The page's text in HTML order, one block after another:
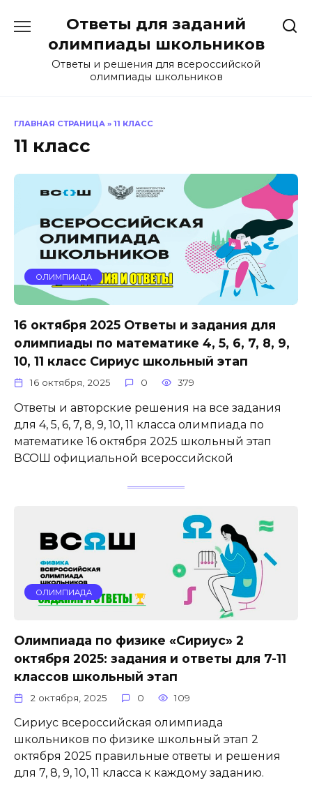
содержанию
Ответы для заданий
олимпиады школьников
Ответы и решения для всероссийской
олимпиады школьников
ГЛАВНАЯ СТРАНИЦА » 11 КЛАСС
11 класс
ОЛИМПИАДА
16 октября 2025 Ответы и задания для
олимпиады по математике 4, 5, 6, 7, 8, 9,
10, 11 класс Сириус школьный этап
16 октября, 2025 0 379
Ответы и авторские решения на все задания
для 4, 5, 6, 7, 8, 9, 10, 11 класса олимпиада по
математике 16 октября 2025 школьный этап
ВСОШ официальной всероссийской
ОЛИМПИАДА
Олимпиада по физике «Сириус» 2
октября 2025: задания и ответы для 7-11
классов школьный этап
2 октября, 2025 0 109
Сириус всероссийская олимпиада
школьников по физике школьный этап 2
октября 2025 правильные ответы и решения
для 7, 8, 9, 10, 11 класса к каждому заданию.